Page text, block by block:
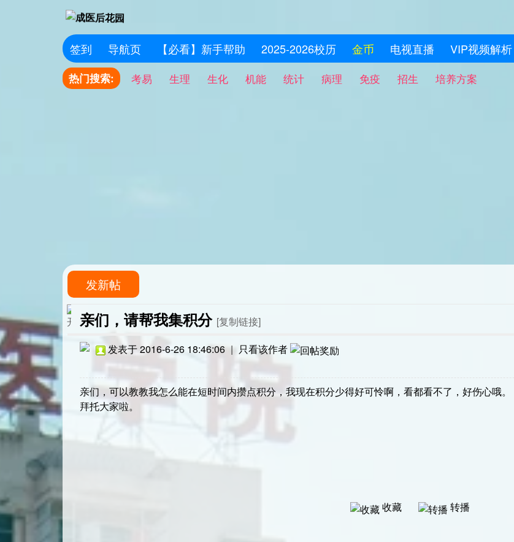
签到 导航页 【必看】新手帮助 2025-2026校历 金币 电视直播 VIP视频解析
热门搜索: 考易 生理 生化 机能 统计 病理 免疫 招生 培养方案
发新帖
亲们，请帮我集积分 [复制链接]
发表于 2016-6-26 18:46:06 | 只看该作者
亲们，可以教教我怎么能在短时间内攒点积分，我现在积分少得好可怜啊，看都看不了，好伤心哦。
拜托大家啦。
收藏 转播